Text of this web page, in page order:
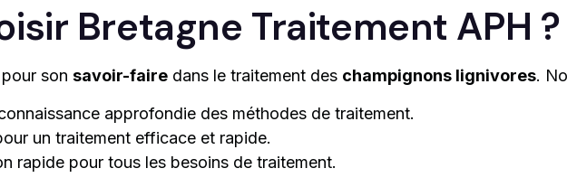
Bretagne Traitement APH ?
son savoir-faire dans le traitement des champignons lignivores.
approfondie des méthodes de traitement.
un traitement efficace et rapide.
rapide pour tous les besoins de traitement.